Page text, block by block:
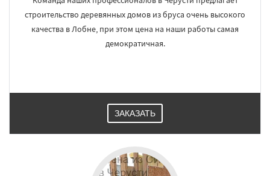
строительство деревянных домов из бруса очень высокого
качества в Лобне, при этом цена на наши работы самая
демократичная.
ЗАКАЗАТЬ